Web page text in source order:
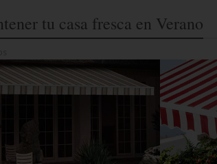
tu casa fresca en Verano